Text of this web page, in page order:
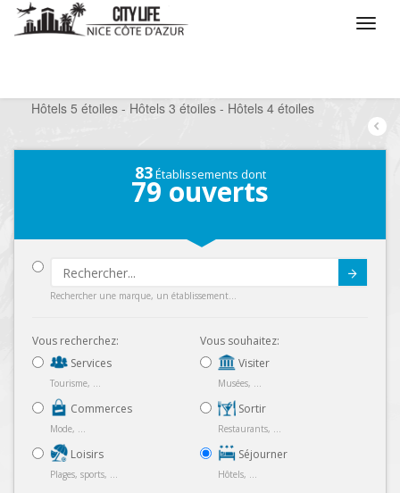
Hôtels 5 étoiles - Hôtels 3 étoiles - Hôtels 4 étoiles
83Établissements dont
79 ouverts
Rechercher une marque, un établissement...
Vous recherchez:
Services
Tourisme, ...
Commerces
Mode, ...
Loisirs
Plages, sports, ...
Vous souhaitez:
Visiter
Musées, ...
Sortir
Restaurants, ...
Séjourner
Hôtels, ...